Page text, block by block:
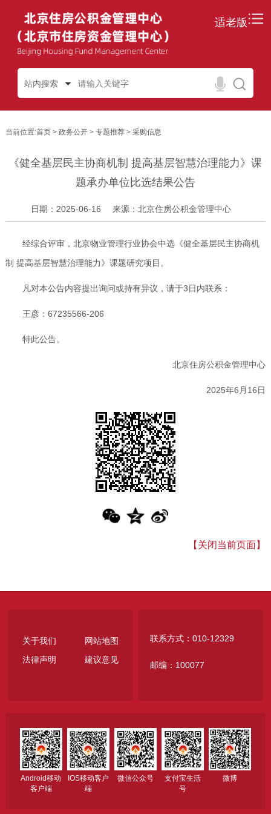
适老版
站内搜索
当前位置:首页> 政务公开> 专题推荐> 采购信息
《健全基层民主协商机制 提高基层智慧治理能力》课
题承办单位比选结果公告
日期：2025-06-16 来源：北京住房公积金管理中心
经综合评审，北京物业管理行业协会中选《健全基层民主协商机
制 提高基层智慧治理能力》课题研究项目。
凡对本公告内容提出询问或持有异议，请于3日内联系：
王彦：67235566-206
特此公告。
北京住房公积金管理中心
2025年6月16日
【关闭当前页面】
关于我们
网站地图
法律声明
建议意见
联系方式：010-12329
邮编：100077
Android移动
客户端
IOS移动客户
端
微信公众号
支付宝生活
号
微博